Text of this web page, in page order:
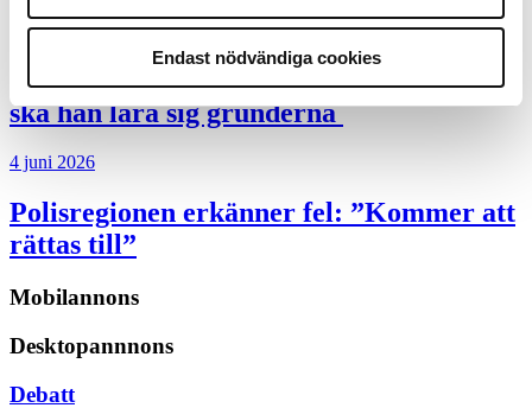
Endast nödvändiga cookies
1 juni 2026
Jens Mårtensson:Snart 20 år i tjänst – nu
ska han lära sig grunderna
4 juni 2026
Polisregionen erkänner fel: ”Kommer att
rättas till”
Mobilannons
Desktopannnons
Debatt